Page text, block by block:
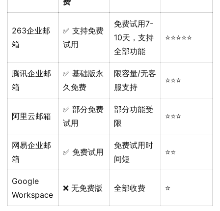
263企业邮
箱
✅ 支持免费
试用
免费试用7-
10天，支持
全部功能
⭐⭐⭐⭐⭐
腾讯企业邮
箱
✅ 基础版永
久免费
限容量/无客
服支持
⭐⭐⭐
阿里云邮箱
✅ 部分免费
试用
部分功能受
限
⭐⭐⭐
网易企业邮
箱
✅ 免费试用
免费试用时
间短
⭐⭐
Google
Workspace
❌ 无免费版 全部收费 ⭐